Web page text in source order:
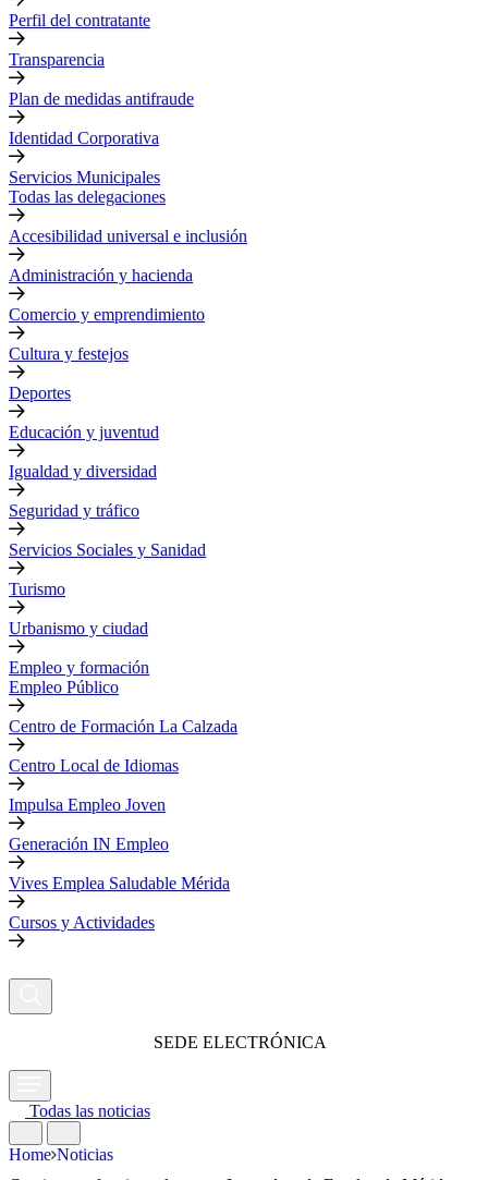
Perfil del contratante
Transparencia
Plan de medidas antifraude
Identidad Corporativa
Servicios Municipales
Todas las delegaciones
Accesibilidad universal e inclusión
Administración y hacienda
Comercio y emprendimiento
Cultura y festejos
Deportes
Educación y juventud
Igualdad y diversidad
Seguridad y tráfico
Servicios Sociales y Sanidad
Turismo
Urbanismo y ciudad
Empleo y formación
Empleo Público
Centro de Formación La Calzada
Centro Local de Idiomas
Impulsa Empleo Joven
Generación IN Empleo
Vives Emplea Saludable Mérida
Cursos y Actividades
SEDE ELECTRÓNICA
Todas las noticias
Home Noticias